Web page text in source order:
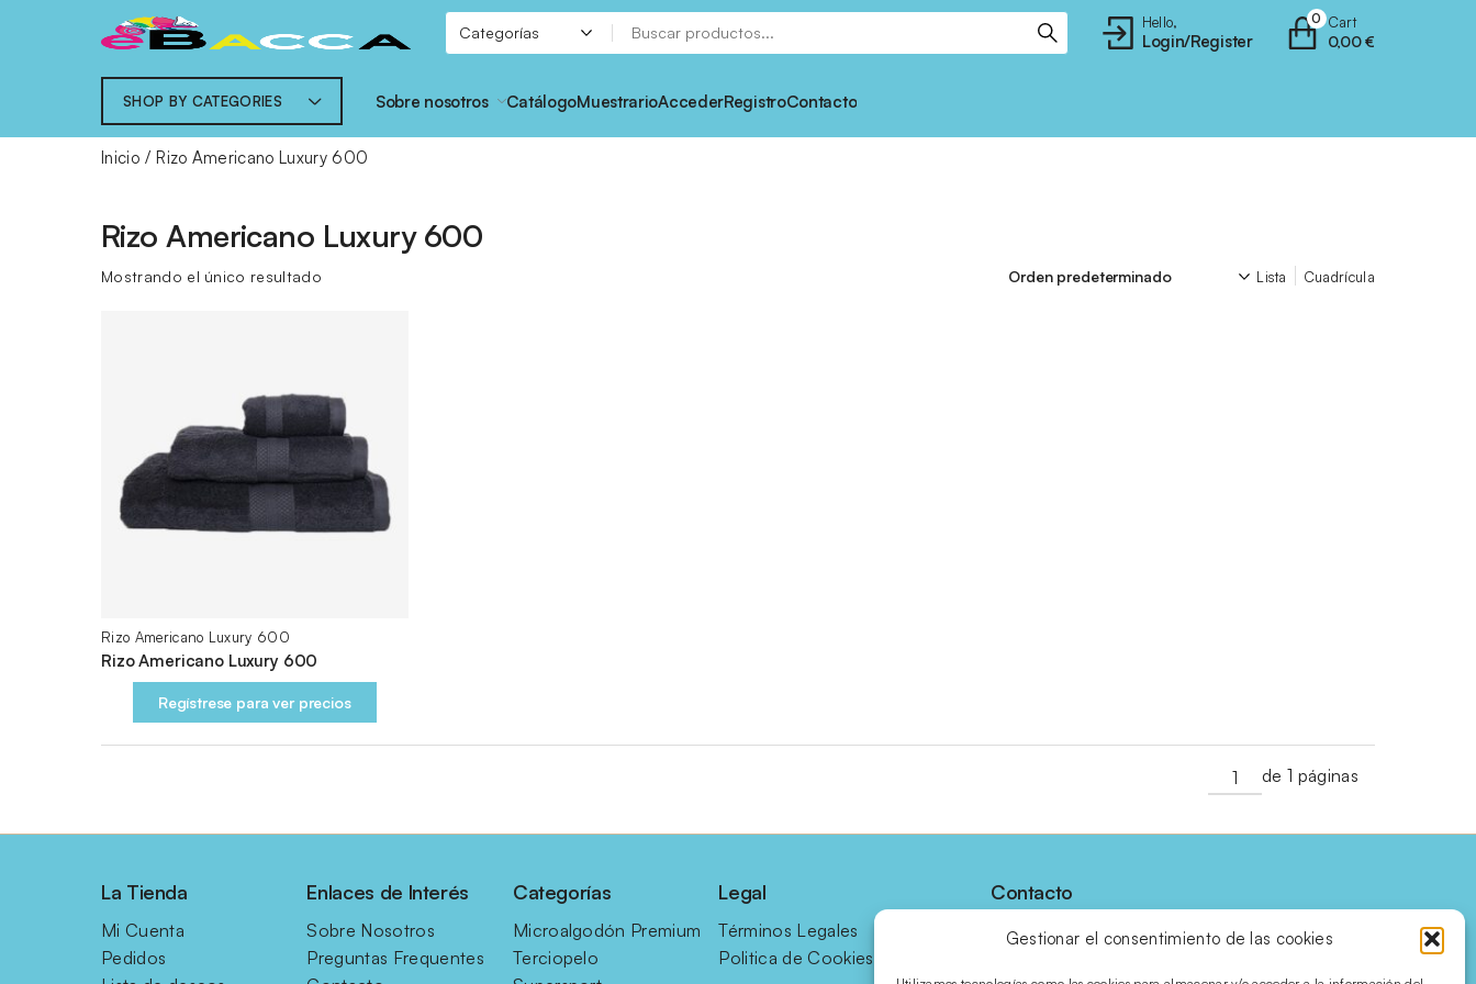
Gestionar el consentimiento de las cookies
Hello,
Login/Register
Cart
0,00€
0
SHOP BY CATEGORIES Sobre nosotros CatálogoMuestrarioAccederRegistroContacto
Inicio Rizo Americano Luxury 600
Rizo Americano Luxury 600
Mostrando el único resultado Lista Cuadrícula
Rizo Americano Luxury 600
Rizo Americano Luxury 600
Regístrese para ver precios
de 1 páginas
La Tienda
Mi Cuenta
Pedidos
Enlaces de Interés
Sobre Nosotros
Preguntas Frequentes
Categorías
Microalgodón Premium
Terciopelo
Legal
Términos Legales
Politica de Cookies
Contacto
C/ Villena, 7 bajos